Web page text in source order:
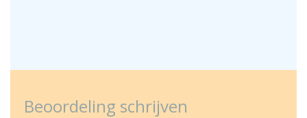
Beoordeling schrijven